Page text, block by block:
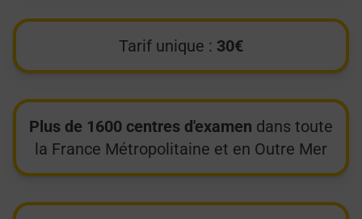
Tarif unique : 30€
Plus de 1600 centres d'examen dans toute
la France Métropolitaine et en Outre Mer